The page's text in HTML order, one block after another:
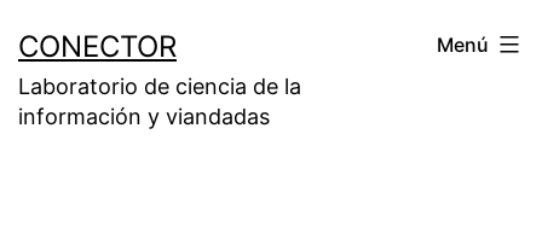
contenido
CONECTOR
Laboratorio de ciencia de la
información y viandadas
Menú